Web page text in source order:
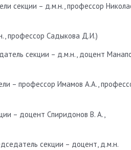
секции – д.м.н., профессор
профессор Садыкова Д.И.)
секции – д.м.н., доцент
– профессор Имамов А.А.,
– доцент Спиридонов В. А.,
секции – доцент, д.м.н.